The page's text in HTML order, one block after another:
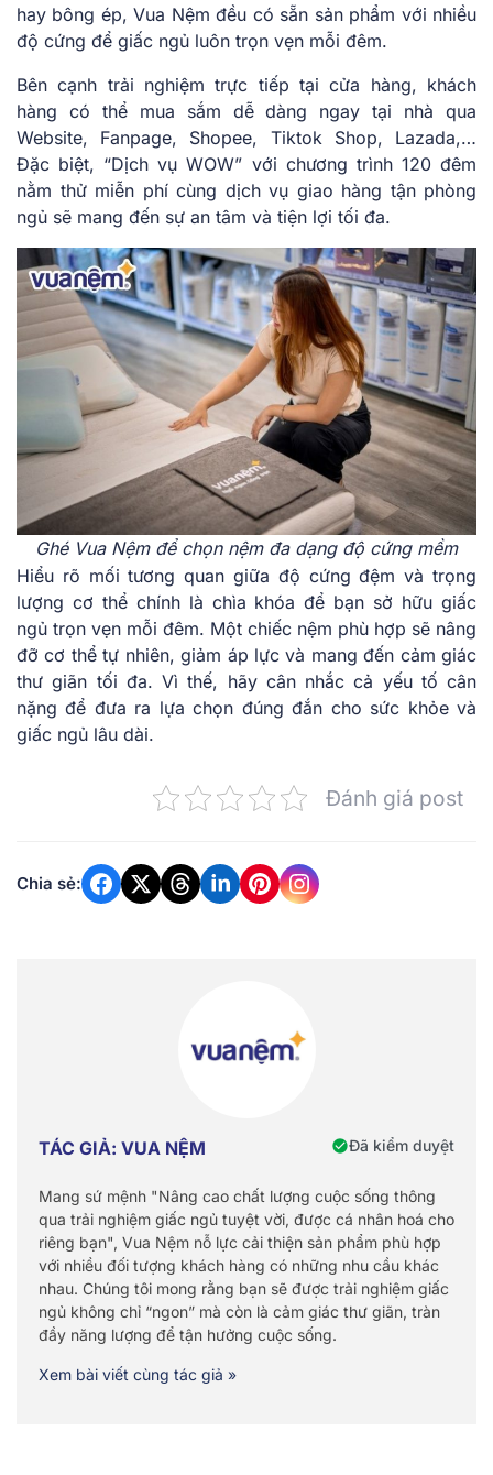
hay bông ép, Vua Nệm đều có sẵn sản phẩm với nhiều
độ cứng để giấc ngủ luôn trọn vẹn mỗi đêm.
Bên cạnh trải nghiệm trực tiếp tại cửa hàng, khách
hàng có thể mua sắm dễ dàng ngay tại nhà qua
Website, Fanpage, Shopee, Tiktok Shop, Lazada,…
Đặc biệt, “Dịch vụ WOW” với chương trình 120 đêm
nằm thử miễn phí cùng dịch vụ giao hàng tận phòng
ngủ sẽ mang đến sự an tâm và tiện lợi tối đa.
Ghé Vua Nệm để chọn nệm đa dạng độ cứng mềm
Hiểu rõ mối tương quan giữa độ cứng đệm và trọng
lượng cơ thể chính là chìa khóa để bạn sở hữu giấc
ngủ trọn vẹn mỗi đêm. Một chiếc nệm phù hợp sẽ nâng
đỡ cơ thể tự nhiên, giảm áp lực và mang đến cảm giác
thư giãn tối đa. Vì thế, hãy cân nhắc cả yếu tố cân
nặng để đưa ra lựa chọn đúng đắn cho sức khỏe và
giấc ngủ lâu dài.
Đánh giá post
Chia sẻ:
TÁC GIẢ: VUA NỆM Đã kiểm duyệt
Mang sứ mệnh "Nâng cao chất lượng cuộc sống thông
qua trải nghiệm giấc ngủ tuyệt vời, được cá nhân hoá cho
riêng bạn", Vua Nệm nỗ lực cải thiện sản phẩm phù hợp
với nhiều đối tượng khách hàng có những nhu cầu khác
nhau. Chúng tôi mong rằng bạn sẽ được trải nghiệm giấc
ngủ không chỉ “ngon” mà còn là cảm giác thư giãn, tràn
đầy năng lượng để tận hưởng cuộc sống.
Xem bài viết cùng tác giả »